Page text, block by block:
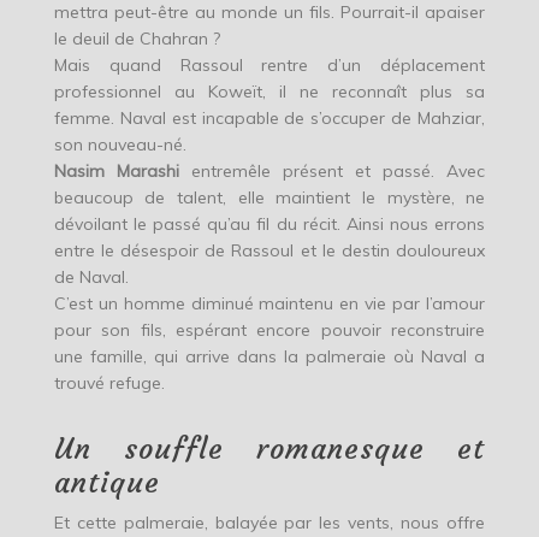
mettra peut-être au monde un fils. Pourrait-il apaiser
le deuil de Chahran ?
Mais quand Rassoul rentre d’un déplacement
professionnel au Koweït, il ne reconnaît plus sa
femme. Naval est incapable de s’occuper de Mahziar,
son nouveau-né.
Nasim Marashientremêle présent et passé. Avec
beaucoup de talent, elle maintient le mystère, ne
dévoilant le passé qu’au fil du récit. Ainsi nous errons
entre le désespoir de Rassoul et le destin douloureux
de Naval.
C’est un homme diminué maintenu en vie par l’amour
pour son fils, espérant encore pouvoir reconstruire
une famille, qui arrive dans la palmeraie où Naval a
trouvé refuge.
Un souffle romanesque et
antique
Et cette palmeraie, balayée par les vents, nous offre